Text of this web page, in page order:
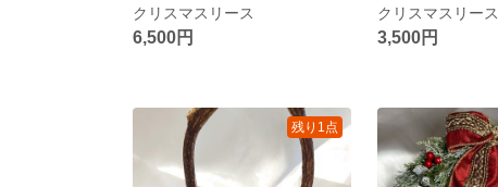
クリスマスリース
6,500円
クリスマスリース
3,500円
残り1点